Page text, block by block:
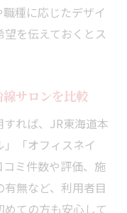
種に応じたデザイ
を伝えておくとス
サロンを比較
れば、JR東海道本
「オフィスネイ
ミ件数や評価、施
無など、利用者目
ての方も安心して